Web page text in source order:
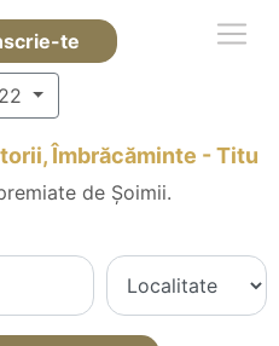
te
Îmbrăcăminte - Titu
de Șoimii.